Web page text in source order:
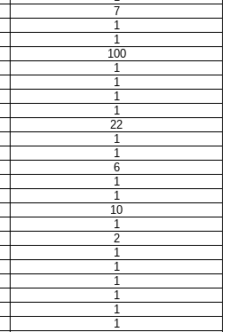
7
1
1
100
1
1
1
1
22
1
1
6
1
1
10
1
2
1
1
1
1
1
1